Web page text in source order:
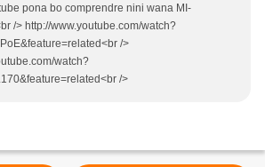
pona bo comprendre nini wana MI-
/> http://www.youtube.com/watch?
/>
watch?
/>